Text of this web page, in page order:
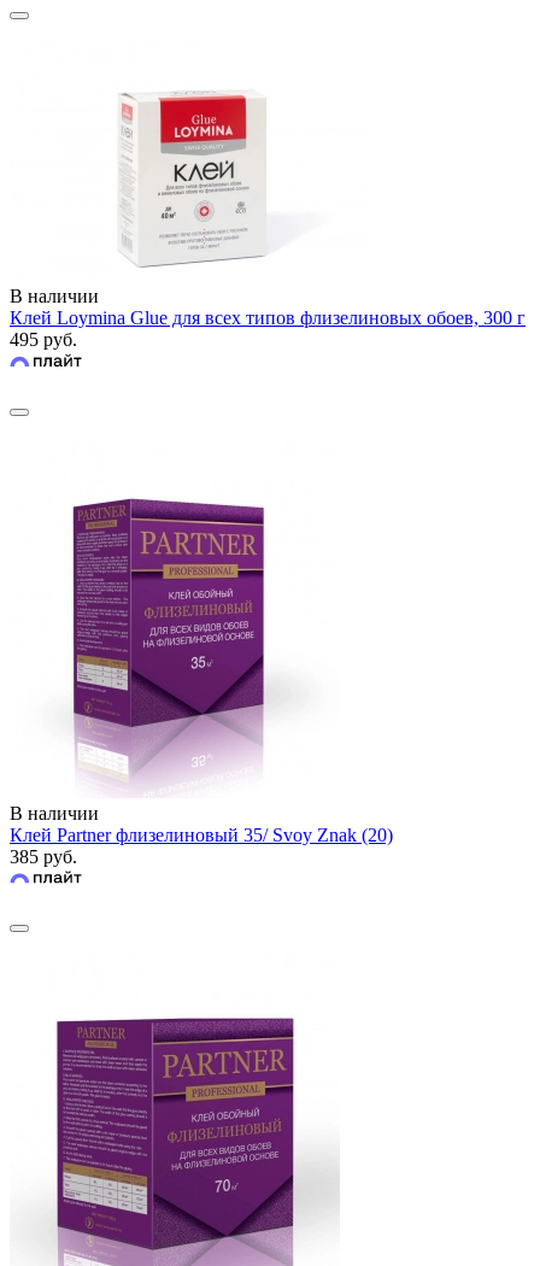
В наличии
Клей Loymina Glue для всех типов флизелиновых обоев, 300 г
495 руб.
В наличии
Клей Partner флизелиновый 35/ Svoy Znak (20)
385 руб.